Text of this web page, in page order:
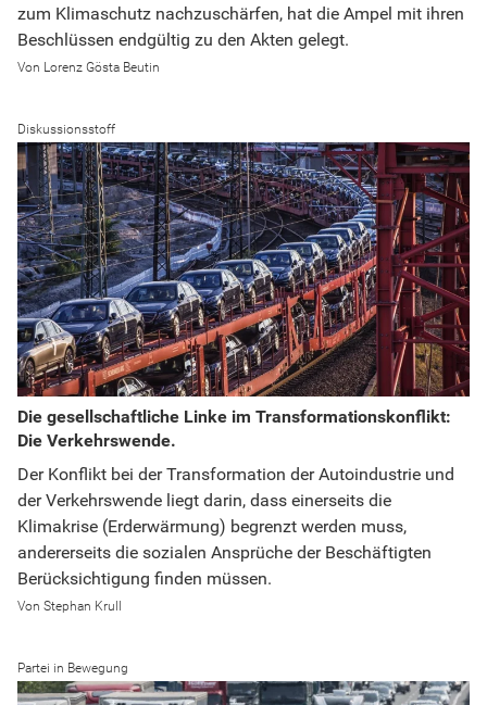
zum Klimaschutz nachzuschärfen, hat die Ampel mit ihren
Beschlüssen endgültig zu den Akten gelegt.
Lorenz Gösta Beutin
Diskussionsstoff
Die gesellschaftliche Linke im Transformationskonflikt:
Die Verkehrswende.
Der Konflikt bei der Transformation der Autoindustrie und
der Verkehrswende liegt darin, dass einerseits die
Klimakrise (Erderwärmung) begrenzt werden muss,
andererseits die sozialen Ansprüche der Beschäftigten
Berücksichtigung finden müssen.
Stephan Krull
Partei in Bewegung